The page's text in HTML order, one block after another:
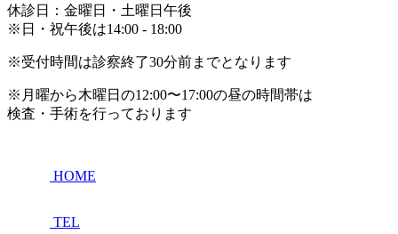
休診日：金曜日・土曜日午後
※日・祝午後は14:00 - 18:00
※受付時間は診察終了30分前までとなります
※月曜から木曜日の12:00〜17:00の昼の時間帯は
検査・手術を行っております
HOME
TEL